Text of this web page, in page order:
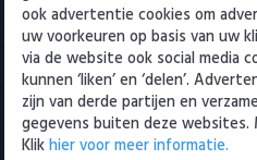
Eredivisie
ook advertentie cookies om
uw voorkeuren op basis van uw
via de website ook social media
kunnen ‘liken’ en ‘delen’.
zijn van derde partijen en
gegevens buiten deze websites.
Klikhier voor meer informatie.